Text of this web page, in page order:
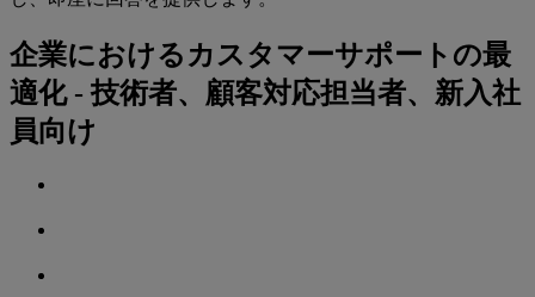
企業におけるカスタマーサポートの最
適化 - 技術者、顧客対応担当者、新入社
員向け